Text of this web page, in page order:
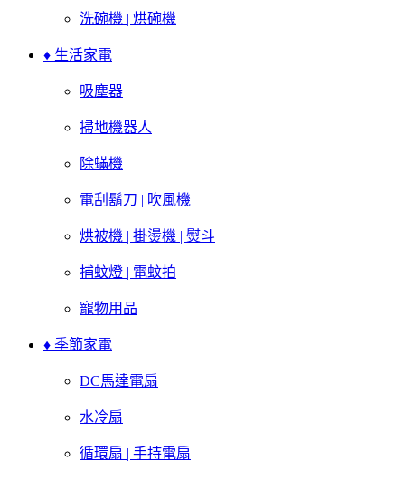
洗碗機 | 烘碗機
♦ 生活家電
吸塵器
掃地機器人
除蟎機
電刮鬍刀 | 吹風機
烘被機 | 掛燙機 | 熨斗
捕蚊燈 | 電蚊拍
寵物用品
♦ 季節家電
DC馬達電扇
水冷扇
循環扇 | 手持電扇